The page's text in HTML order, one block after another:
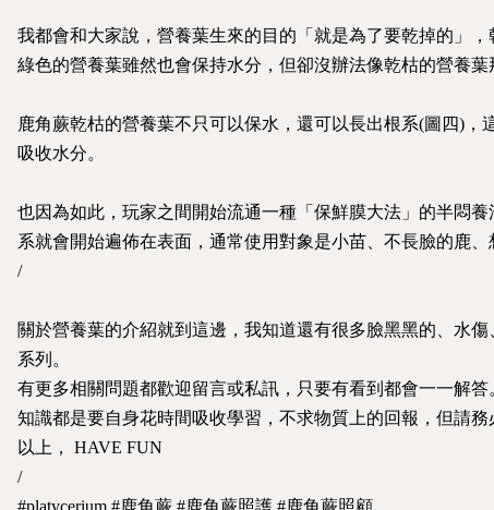
我都會和大家說，營養葉生來的目的「就是為了要乾掉的」
綠色的營養葉雖然也會保持水分，但卻沒辦法像乾枯的營養葉
鹿角蕨乾枯的營養葉不只可以保水，還可以長出根系(圖四)
吸收水分。
也因為如此，玩家之間開始流通一種「保鮮膜大法」的半悶
系就會開始遍佈在表面，通常使用對象是小苗、不長臉的鹿、
/
關於營養葉的介紹就到這邊，我知道還有很多臉黑黑的、水
系列。
有更多相關問題都歡迎留言或私訊，只要有看到都會一一解答
知識都是要自身花時間吸收學習，不求物質上的回報，但請
以上， HAVE FUN
/
#platycerium #鹿角蕨 #鹿角蕨照護 #鹿角蕨照顧